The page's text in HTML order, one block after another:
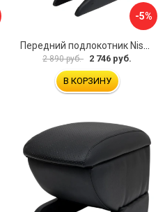
-5%
Передний подлокотник Nissan Almera 2013- AVTOLIDER1 PP-Nissan-Almera-13-01
2 890 руб. 2 746 руб.
В КОРЗИНУ